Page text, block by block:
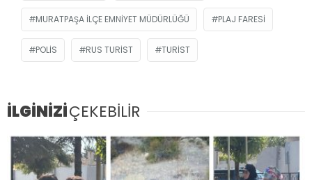
MURATPAŞA İLÇE EMNIYET MÜDÜRLÜĞÜ PLAJ FARESI
POLIS RUS TURIST TURIST
İLGİNİZİÇEKEBİLİR